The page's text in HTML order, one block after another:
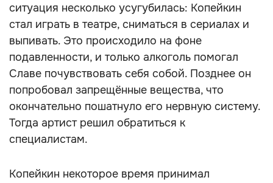
ситуация несколько усугубилась: Копейкин
стал играть в театре, сниматься в сериалах и
выпивать. Это происходило на фоне
подавленности, и только алкоголь помогал
Славе почувствовать себя собой. Позднее он
попробовал запрещённые вещества, что
окончательно пошатнуло его нервную систему.
Тогда артист решил обратиться к
специалистам.
Копейкин некоторое время принимал